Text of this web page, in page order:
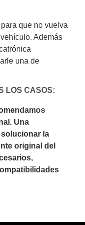
que no vuelva
Además
una de
LOS CASOS:
Una
la
original del